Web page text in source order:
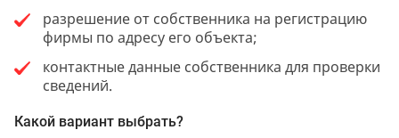
разрешение от собственника на регистрацию
фирмы по адресу его объекта;
контактные данные собственника для проверки
сведений.
Какой вариант выбрать?